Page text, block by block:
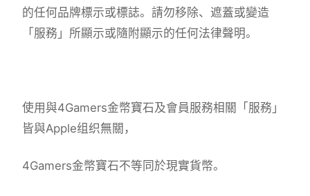
的任何品牌標示或標誌。請勿移除、遮蓋或變造
「服務」所顯示或隨附顯示的任何法律聲明。
使用與4Gamers金幣寶石及會員服務相關「服務」
皆與Apple组织無關，
4Gamers金幣寶石不等同於現實貨幣。